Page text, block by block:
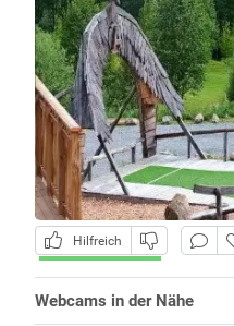
Hilfreich
Webcams in der Nähe